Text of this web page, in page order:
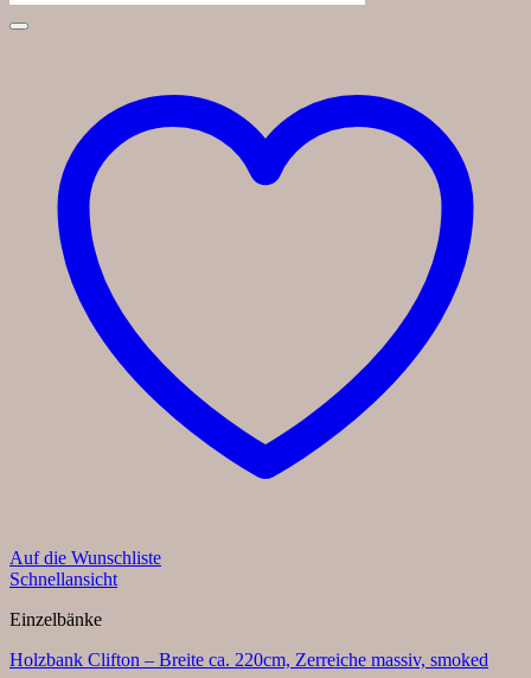
Auf die Wunschliste
Schnellansicht
Einzelbänke
Holzbank Clifton – Breite ca. 220cm, Zerreiche massiv, smoked